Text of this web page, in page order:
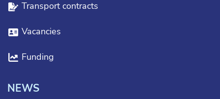
Transport contracts
Vacancies
Funding
NEWS